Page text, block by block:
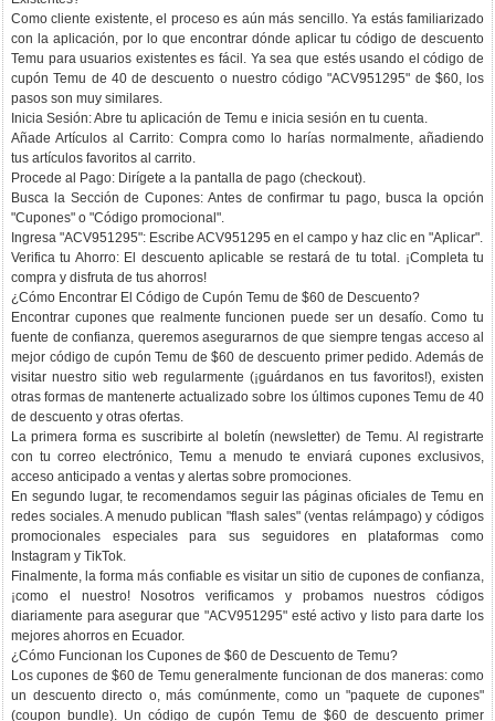
Como cliente existente, el proceso es aún más sencillo. Ya estás familiarizado
con la aplicación, por lo que encontrar dónde aplicar tu código de descuento
Temu para usuarios existentes es fácil. Ya sea que estés usando el código de
cupón Temu de 40 de descuento o nuestro código "ACV951295" de $60, los
pasos son muy similares.
Inicia Sesión: Abre tu aplicación de Temu e inicia sesión en tu cuenta.
Añade Artículos al Carrito: Compra como lo harías normalmente, añadiendo
tus artículos favoritos al carrito.
Procede al Pago: Dirígete a la pantalla de pago (checkout).
Busca la Sección de Cupones: Antes de confirmar tu pago, busca la opción
"Cupones" o "Código promocional".
Ingresa "ACV951295": Escribe ACV951295 en el campo y haz clic en "Aplicar".
Verifica tu Ahorro: El descuento aplicable se restará de tu total. ¡Completa tu
compra y disfruta de tus ahorros!
¿Cómo Encontrar El Código de Cupón Temu de $60 de Descuento?
Encontrar cupones que realmente funcionen puede ser un desafío. Como tu
fuente de confianza, queremos asegurarnos de que siempre tengas acceso al
mejor código de cupón Temu de $60 de descuento primer pedido. Además de
visitar nuestro sitio web regularmente (¡guárdanos en tus favoritos!), existen
otras formas de mantenerte actualizado sobre los últimos cupones Temu de 40
de descuento y otras ofertas.
La primera forma es suscribirte al boletín (newsletter) de Temu. Al registrarte
con tu correo electrónico, Temu a menudo te enviará cupones exclusivos,
acceso anticipado a ventas y alertas sobre promociones.
En segundo lugar, te recomendamos seguir las páginas oficiales de Temu en
redes sociales. A menudo publican "flash sales" (ventas relámpago) y códigos
promocionales especiales para sus seguidores en plataformas como
Instagram y TikTok.
Finalmente, la forma más confiable es visitar un sitio de cupones de confianza,
¡como el nuestro! Nosotros verificamos y probamos nuestros códigos
diariamente para asegurar que "ACV951295" esté activo y listo para darte los
mejores ahorros en Ecuador.
¿Cómo Funcionan los Cupones de $60 de Descuento de Temu?
Los cupones de $60 de Temu generalmente funcionan de dos maneras: como
un descuento directo o, más comúnmente, como un "paquete de cupones"
(coupon bundle). Un código de cupón Temu de $60 de descuento primer